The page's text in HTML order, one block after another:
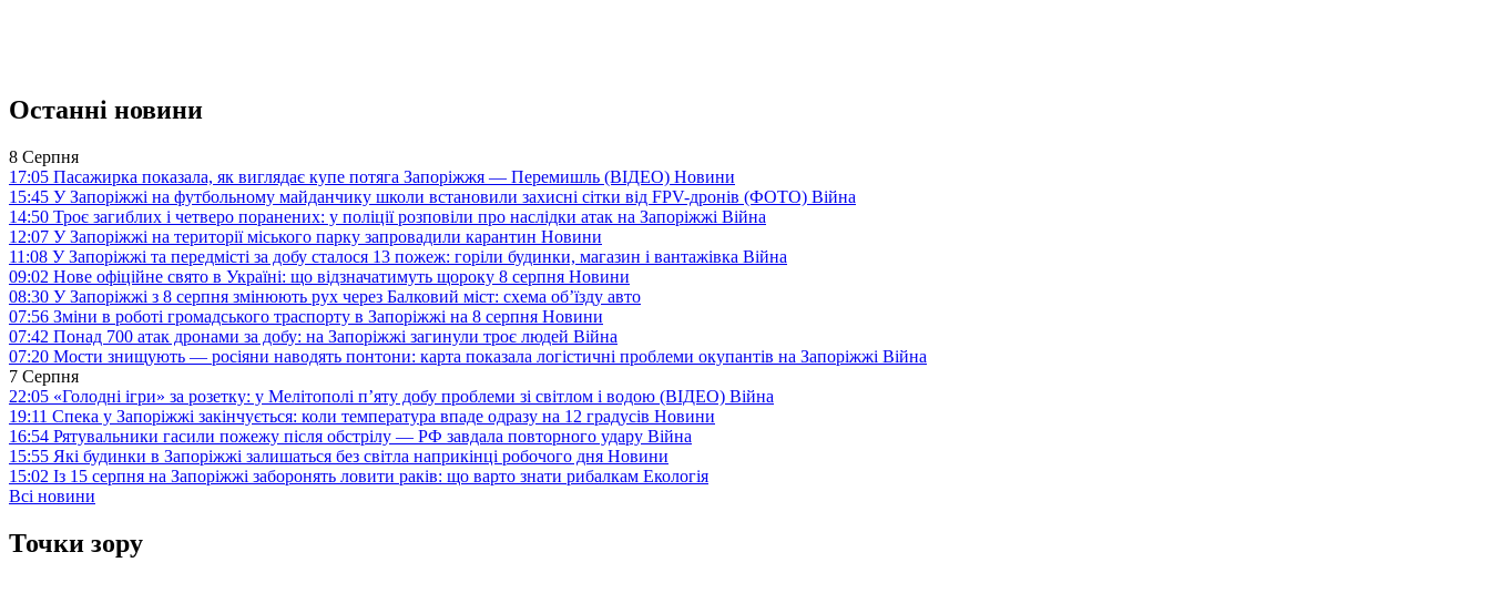
Останні новини
8 Серпня
17:05 Пасажирка показала, як виглядає купе потяга Запоріжжя — Перемишль (ВІДЕО) Новини
15:45 У Запоріжжі на футбольному майданчику школи встановили захисні сітки від FPV-дронів (ФОТО) Війна
14:50 Троє загиблих і четверо поранених: у поліції розповіли про наслідки атак на Запоріжжі Війна
12:07 У Запоріжжі на території міського парку запровадили карантин Новини
11:08 У Запоріжжі та передмісті за добу сталося 13 пожеж: горіли будинки, магазин і вантажівка Війна
09:02 Нове офіційне свято в Україні: що відзначатимуть щороку 8 серпня Новини
08:30 У Запоріжжі з 8 серпня змінюють рух через Балковий міст: схема об’їзду авто
07:56 Зміни в роботі громадського траспорту в Запоріжжі на 8 серпня Новини
07:42 Понад 700 атак дронами за добу: на Запоріжжі загинули троє людей Війна
07:20 Мости знищують — росіяни наводять понтони: карта показала логістичні проблеми окупантів на Запоріжжі Війна
7 Серпня
22:05 «Голодні ігри» за розетку: у Мелітополі п’яту добу проблеми зі світлом і водою (ВІДЕО) Війна
19:11 Спека у Запоріжжі закінчується: коли температура впаде одразу на 12 градусів Новини
16:54 Рятувальники гасили пожежу після обстрілу — РФ завдала повторного удару Війна
15:55 Які будинки в Запоріжжі залишаться без світла наприкінці робочого дня Новини
15:02 Із 15 серпня на Запоріжжі заборонять ловити раків: що варто знати рибалкам Екологія
Всі новини
Точки зору